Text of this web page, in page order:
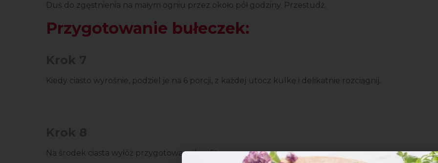
Duś do zgęstnienia na małym ogniu przez około pół godziny. Przestudź.
Przygotowanie bułeczek:
Kiedy ciasto wyrośnie, podziel je na 6 porcji, z każdej utocz kulkę i delikatnie rozciągnij.
Na środek ciasta wyłóż przygotowaną konfiturę.